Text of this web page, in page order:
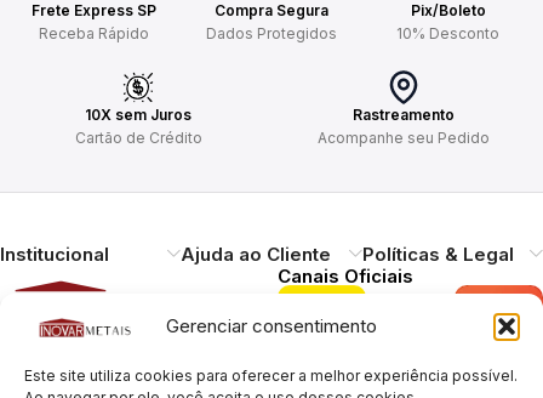
Gerenciar consentimento
Este site utiliza cookies para oferecer a melhor experiência possível.
Frete Express SP
Receba Rápido
Compra Segura
Dados Protegidos
Pix/Boleto
10% Desconto
10X sem Juros
Cartão de Crédito
Rastreamento
Acompanhe seu Pedido
Institucional Ajuda ao Cliente Políticas & Legal
durabilidade e design.
Canais Oficiais